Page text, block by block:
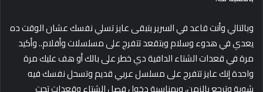
وبالتالي وأنت قاعد في السرير بتبقى عايز تسلي نفسك عشان الوقت ده
يعدي في هدوء وسلام وبتقعد تتفرج على مسلسلات وأفلام.. وأكيد
مرة في قعدات الشتاء الدافية دي خطر على بالك أو هف عليك مرة
واحدة إنك عايز تتفرج على مسلسل عربي قديم وتسحل نفسك فيه